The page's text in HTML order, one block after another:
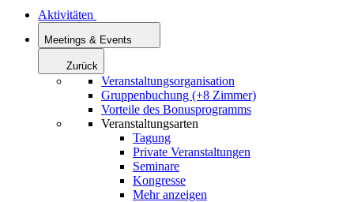
Aktivitäten
Meetings & Events
Zurück
Veranstaltungsorganisation
Gruppenbuchung (+8 Zimmer)
Vorteile des Bonusprogramms
Veranstaltungsarten
Tagung
Private Veranstaltungen
Seminare
Kongresse
Mehr anzeigen